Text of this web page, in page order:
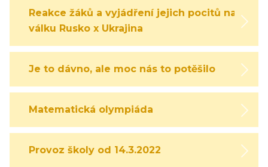
Reakce žáků a vyjádření jejich pocitů na
válku Rusko x Ukrajina
Je to dávno, ale moc nás to potěšilo
Matematická olympiáda
Provoz školy od 14.3.2022